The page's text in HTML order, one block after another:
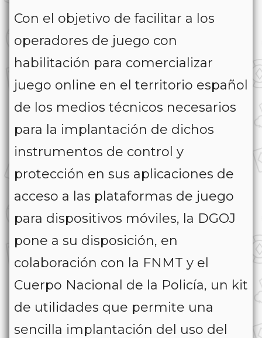
Con el objetivo de facilitar a los
operadores de juego con
habilitación para comercializar
juego online en el territorio español
de los medios técnicos necesarios
para la implantación de dichos
instrumentos de control y
protección en sus aplicaciones de
acceso a las plataformas de juego
para dispositivos móviles, la DGOJ
pone a su disposición, en
colaboración con la FNMT y el
Cuerpo Nacional de la Policía, un kit
de utilidades que permite una
sencilla implantación del uso del